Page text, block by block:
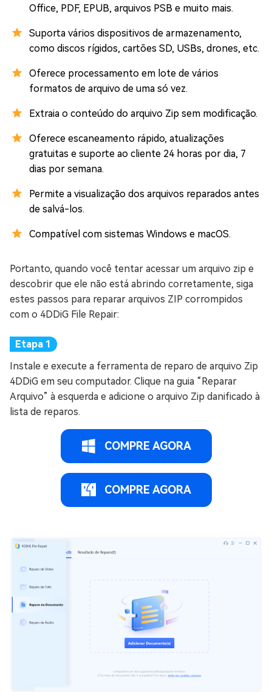
Office, PDF, EPUB, arquivos PSB e muito mais.
Suporta vários dispositivos de armazenamento,
como discos rígidos, cartões SD, USBs, drones, etc.
Oferece processamento em lote de vários
formatos de arquivo de uma só vez.
Extraia o conteúdo do arquivo Zip sem modificação.
Oferece escaneamento rápido, atualizações
gratuitas e suporte ao cliente 24 horas por dia, 7
dias por semana.
Permite a visualização dos arquivos reparados antes
de salvá-los.
Compatível com sistemas Windows e macOS.
Portanto, quando você tentar acessar um arquivo zip e
descobrir que ele não está abrindo corretamente, siga
estes passos para reparar arquivos ZIP corrompidos
com o 4DDiG File Repair:
Instale e execute a ferramenta de reparo de arquivo Zip
4DDiG em seu computador. Clique na guia “Reparar
Arquivo” à esquerda e adicione o arquivo Zip danificado à
lista de reparos.
COMPRE AGORA
COMPRE AGORA